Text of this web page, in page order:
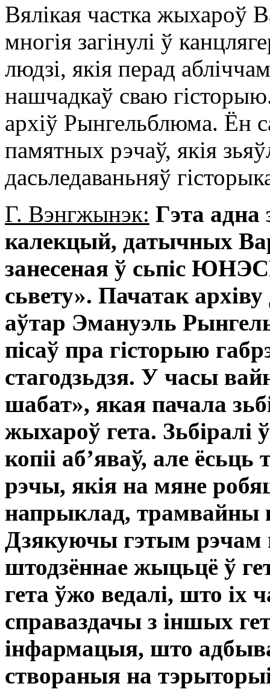
Вялікая частка жыхароў
многія загінулі ў
людзі, якія перад
нашчадкаў сваю
архіў Рынгельблюма. Ён
памятных рэчаў, якія
дасьледаваньняў
Г. Вэнгжынэк: Гэта
калекцый, датычных
занесеная ў сьпіс
сьвету». Пачатак
аўтар Эмануэль
пісаў пра гісторыю
стагодзьдзя. У часы
шабат», якая пачала
жыхароў гета. Зьбіралі
копіі аб’яваў, але
рэчы, якія на мяне
напрыклад, трамвайны
Дзякуючы гэтым рэчам
штодзённае жыцьцё ў
гета ўжо ведалі, што іх
справаздачы з іншых
інфармацыя, што
створаныя на